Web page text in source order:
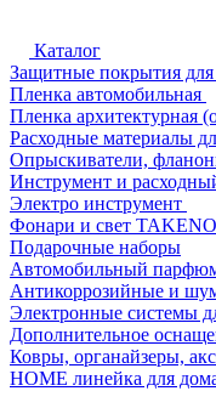
Каталог
Защитные покрытия для
Пленка автомобильная
Пленка архитектурная
Расходные материалы
Опрыскиватели,
Инструмент и
Электро инструмент
Фонари и свет
Подарочные наборы
Автомобильный
Антикоррозийные и
Электронные системы
Дополнительное
Ковры, органайзеры,
HOME линейка для